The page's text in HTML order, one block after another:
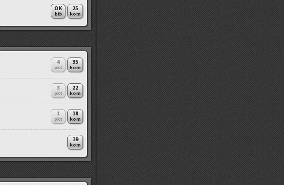
25
kom
OK
bib
35
kom
4
pkt
22
kom
3
pkt
18
kom
1
pkt
19
kom